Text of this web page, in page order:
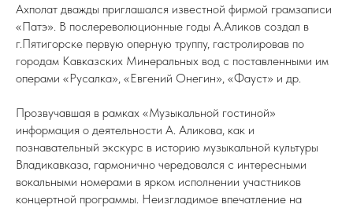
Ахполат дважды приглашался известной фирмой грамзаписи
«Патэ». В послереволюционные годы А.Аликов создал в
г.Пятигорске первую оперную труппу, гастролировав по
городам Кавказских Минеральных вод с поставленными им
операми «Русалка», «Евгений Онегин», «Фауст» и др.
Прозвучавшая в рамках «Музыкальной гостиной»
информация о деятельности А. Аликова, как и
познавательный экскурс в историю музыкальной культуры
Владикавказа, гармонично чередовался с интересными
вокальными номерами в ярком исполнении участников
концертной программы. Неизгладимое впечатление на